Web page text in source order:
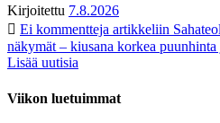
Kirjoitettu 7.8.2026
Ei kommentteja artikkeliin
näkymät – kiusana korkea
Lisää uutisia
Viikon luetuimmat